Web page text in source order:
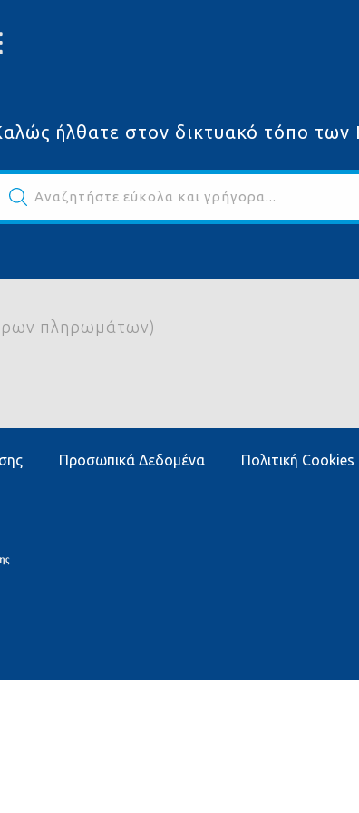
ήλθατε στον δικτυακό τόπο των
Αναζητήστε εύκολα και γρήγορα...
πληρωμάτων)
Προσωπικά Δεδομένα Πολιτική Cookies